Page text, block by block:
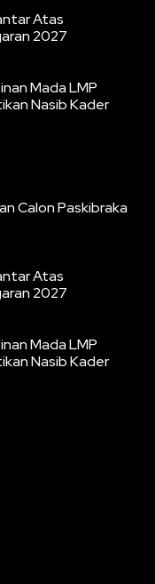
Atas
2027
Mada LMP
Nasib Kader
Calon Paskibraka
Atas
2027
Mada LMP
Nasib Kader